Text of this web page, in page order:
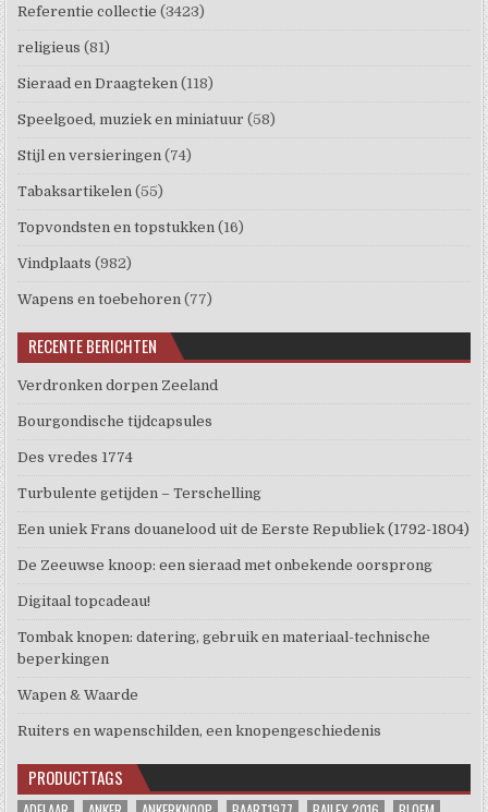
Referentie collectie (3423)
religieus (81)
Sieraad en Draagteken (118)
Speelgoed, muziek en miniatuur (58)
Stijl en versieringen (74)
Tabaksartikelen (55)
Topvondsten en topstukken (16)
Vindplaats (982)
Wapens en toebehoren (77)
RECENTE BERICHTEN
Verdronken dorpen Zeeland
Bourgondische tijdcapsules
Des vredes 1774
Turbulente getijden – Terschelling
Een uniek Frans douanelood uit de Eerste Republiek (1792-1804)
De Zeeuwse knoop: een sieraad met onbekende oorsprong
Digitaal topcadeau!
Tombak knopen: datering, gebruik en materiaal-technische
beperkingen
Wapen & Waarde
Ruiters en wapenschilden, een knopengeschiedenis
PRODUCTTAGS